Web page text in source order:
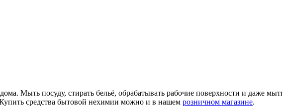
Мыть посуду, стирать бельё, обрабатывать рабочие поверхности и даже
средства бытовой нехимии можно и в нашем розничном магазине.